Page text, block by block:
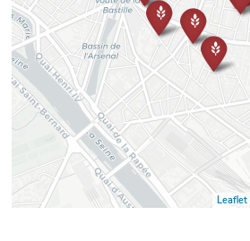
Leaflet